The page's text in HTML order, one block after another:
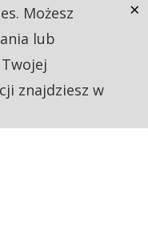
Możesz
lub
znajdziesz w
×